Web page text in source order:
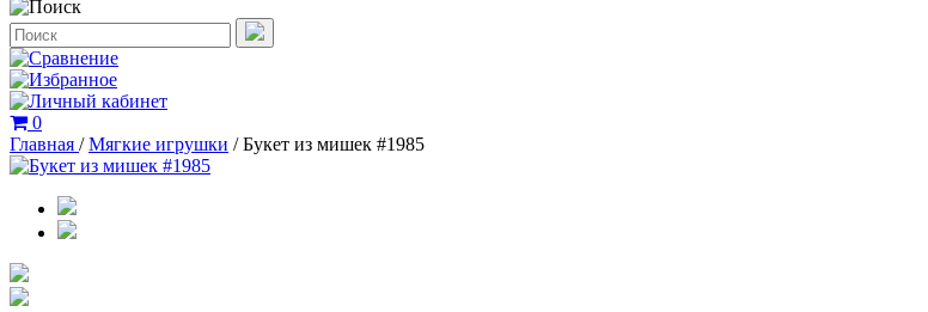
0
Главная /Мягкие игрушки /Букет из мишек #1985